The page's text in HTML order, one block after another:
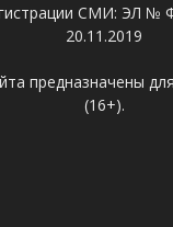
СМИ: ЭЛ №
20.11.2019
предназначены
(16+).